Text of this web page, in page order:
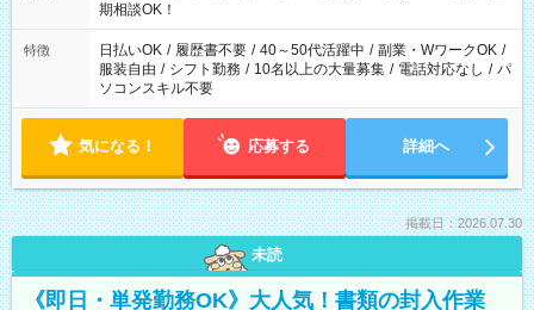
期相談OK！
特徴 日払いOK / 履歴書不要 / 40～50代活躍中 / 副業・WワークOK /
服装自由 / シフト勤務 / 10名以上の大量募集 / 電話対応なし / パ
ソコンスキル不要
気になる！ 応募する 詳細へ
掲載日：2026.07.30
未読
《即日・単発勤務OK》大人気！書類の封入作業